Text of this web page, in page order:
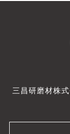
三昌研磨材株